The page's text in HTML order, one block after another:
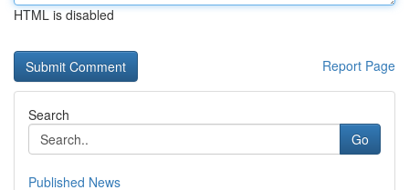
HTML is disabled
Report Page
Search
Go
Published News